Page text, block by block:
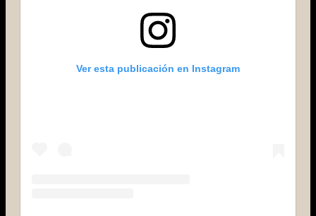
Ver esta publicación en Instagram